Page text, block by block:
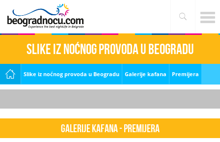
Slike iz noćnog provoda u Beogradu
Slike iz noćnog provoda u Beogradu Galerije kafana Premijera
Galerije kafana - Premijera